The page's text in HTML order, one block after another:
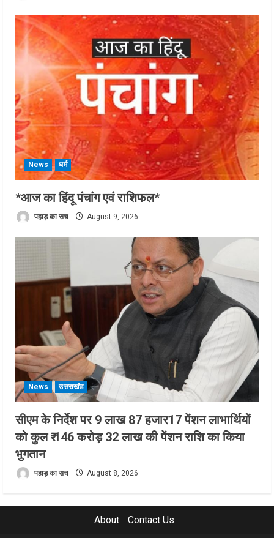
News धर्म
*आज का हिंदू पंचांग एवं राशिफल*
पहाड़ का सच August 9, 2026
News उत्तराखंड
सीएम के निर्देश पर 9 लाख 87 हजार17 पेंशन लाभार्थियों
को कुल ₹ 146 करोड़ 32 लाख की पेंशन राशि का किया
भुगतान
पहाड़ का सच August 8, 2026
About Contact Us